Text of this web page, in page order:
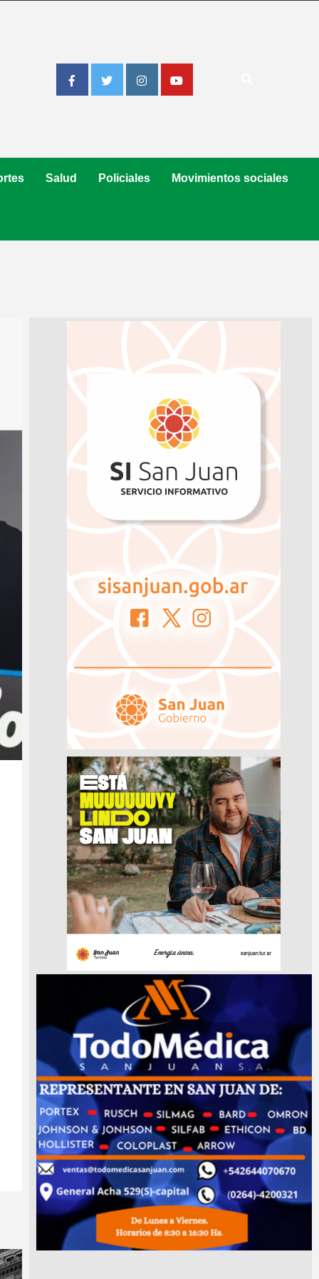
FacebookTwitterInstagramYoutube
Salud Policiales Movimientos sociales